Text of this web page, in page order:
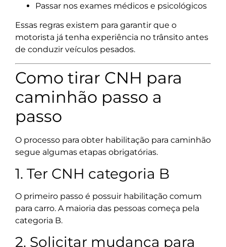
Passar nos exames médicos e psicológicos
Essas regras existem para garantir que o
motorista já tenha experiência no trânsito antes
de conduzir veículos pesados.
Como tirar CNH para
caminhão passo a
passo
O processo para obter habilitação para caminhão
segue algumas etapas obrigatórias.
1. Ter CNH categoria B
O primeiro passo é possuir habilitação comum
para carro. A maioria das pessoas começa pela
categoria B.
2. Solicitar mudança para